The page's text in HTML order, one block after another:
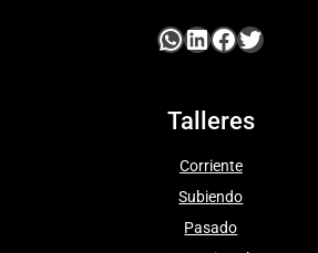
Talleres
Corriente
Subiendo
Pasado